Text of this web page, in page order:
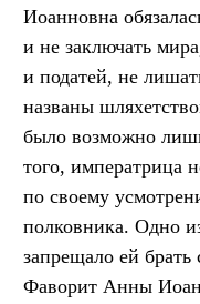
Иоанновна
и не заключать
и податей, не
названы
было возможно
того, императрица
по своему
полковника. Одно
запрещало ей
Фаворит Анны